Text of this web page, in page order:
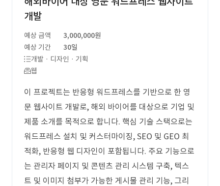
개발
예상 금액
3,000,000원
예상 기간
30일
개발 · 디자인 · 기획
웹
이 프로젝트는 반응형 워드프레스를 기반으로 한 영
문 웹사이트 개발로, 해외 바이어를 대상으로 기업 및
제품 소개를 목적으로 합니다. 핵심 기술 스택으로는
워드프레스 설치 및 커스터마이징, SEO 및 GEO 최
적화, 반응형 웹 디자인이 포함됩니다. 주요 기능으로
는 관리자 페이지 및 콘텐츠 관리 시스템 구축, 텍스
트 및 이미지 첨부가 가능한 게시물 관리 기능, 그리